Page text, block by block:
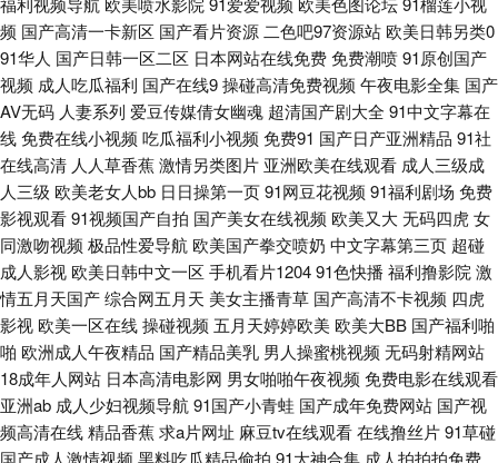
免费视频 日韩精品极品 91爽片 人妖自慰 成人福利影院午夜久久 在綫艹擦自
拍艹擦 国产呦系列31 伊人久大av 国产亚洲欧美日朝成人 91大神车震 久草
视频免费网址 91VA精品久久 狠狠干恩瑞 影音先锋av资源一区 国产视频28p
影音先锋手机AV无码 久久高潮久久精品久 91精品在线观看网页入口 欧美视
频1区 91玉足性爱福利影视足交 青青草社区成人在线 福利国产三级av 在线
观看污网站 狠狠撸网在线观看 91大神在线视频看看 久草福利毛片 91豆花网
站在线观看 激情综合网 91成人进入入口 国产性福利 91日美 四虎AV在线 国
产滴91页 91海角在线观看 后入黑丝在线播放 韩国表妹自拍 91黑料少妇网站
频 国产高清一卡新区 国产看片资源 二色吧97资源站 欧美日韩另类0
91华人 国产日韩一区二区 日本网站在线免费免费潮喷91原创国产
视频 成人吃瓜福利 国产在线9操碰高清免费视频 午夜电影全集 国产
AV无码 人妻系列 爱豆传媒倩女幽魂 超清国产剧大全 91中文字幕在
线免费在线小视频 吃瓜福利小视频 免费91 国产日产亚洲精品 91社
在线高清 人人草香蕉激情另类图片 亚洲欧美在线观看 成人三级成
人三级 欧美老女人bb 日日操第一页91网豆花视频 91福利剧场 免费
影视观看91视频国产自拍 国产美女在线视频 欧美又大无码四虎女
同激吻视频 极品性爱导航 欧美国产拳交喷奶 中文字幕第三页 超碰
成人影视 欧美日韩中文一区 手机看片120491色快播 福利撸影院 激
情五月天国产综合网五月天 美女主播青草 国产高清不卡视频 四虎
影视 欧美一区在线操碰视频 五月天婷婷欧美 欧美大BB 国产福利啪
啪 欧洲成人午夜精品 国产精品美乳 男人操蜜桃视频 无码射精网站
18成年人网站 日本高清电影网 男女啪啪午夜视频 免费电影在线观看
亚洲ab 成人少妇视频导航 91国产小青蛙 国产成年免费网站 国产视
频高清在线精品香蕉求a片网址 麻豆tv在线观看在线撸丝片91草碰
国产成人激情视频 黑料吃瓜精品偷拍 91大神合集 成人拍拍拍免费